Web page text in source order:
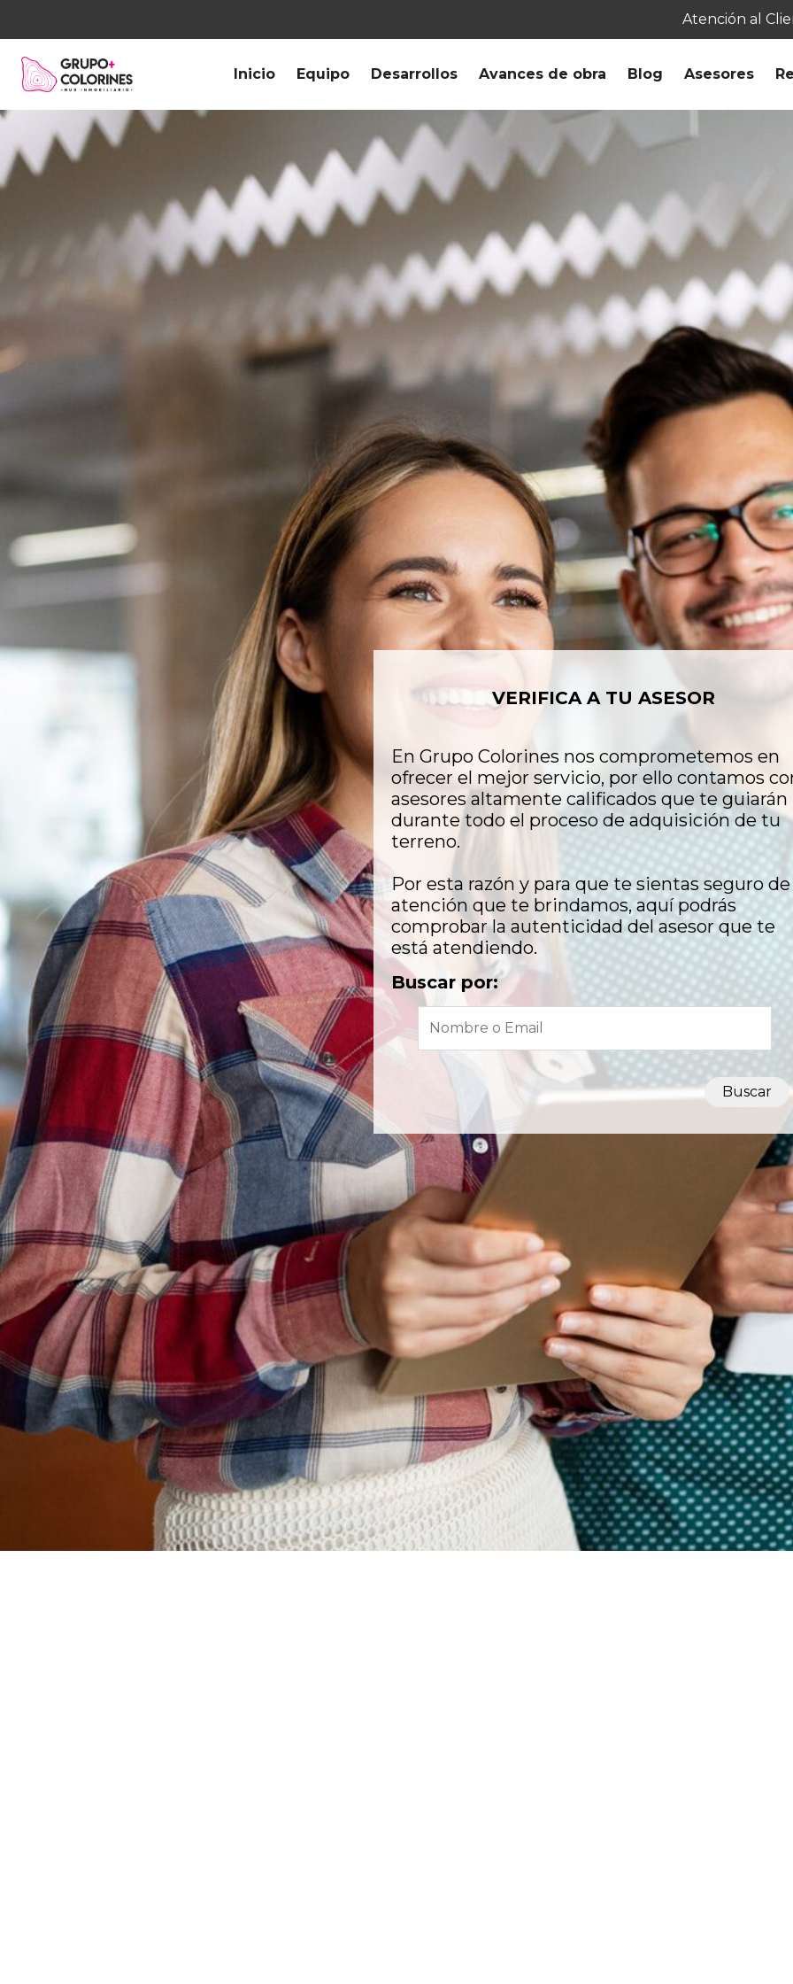
Atención al
Inicio Equipo Desarrollos Avances de obra Blog Asesores
VERIFICA A TU ASESOR
En Grupo Colorines nos comprometemos en
ofrecer el mejor servicio, por ello contamos
asesores altamente calificados que te guiarán
durante todo el proceso de adquisición de tu
terreno.
Por esta razón y para que te sientas seguro de
atención que te brindamos, aquí podrás
comprobar la autenticidad del asesor que te
está atendiendo.
Buscar por:
Buscar
OFICINA
Oficina Mérida
Oficina Cancún
Oficina Financiera
Oficina Ciudad de México
Copyright® 2024. Grupo Colorines.